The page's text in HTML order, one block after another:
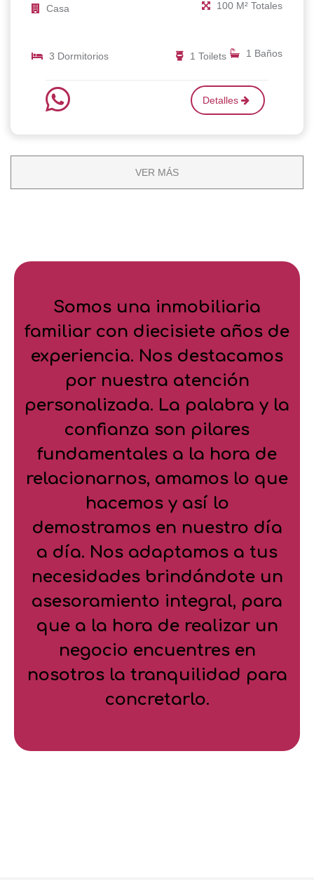
Casa 100 M² Totales
3 Dormitorios 1 Baños
1 Toilets
Detalles
VER MÁS
Somos una inmobiliaria
familiar con diecisiete años de
experiencia. Nos destacamos
por nuestra atención
personalizada. La palabra y la
confianza son pilares
fundamentales a la hora de
relacionarnos, amamos lo que
hacemos y así lo
demostramos en nuestro día
a día. Nos adaptamos a tus
necesidades brindándote un
asesoramiento integral, para
que a la hora de realizar un
negocio encuentres en
nosotros la tranquilidad para
concretarlo.